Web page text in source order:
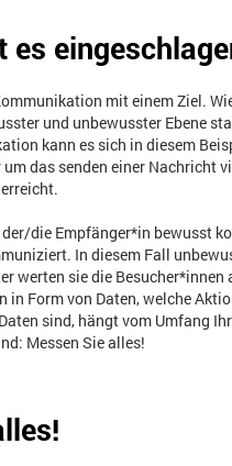
es
mit einem Ziel.
und unbewusster Ebene
kann es sich in diesem
das senden einer Nachricht
die Empfänger*in bewusst
In diesem Fall
werten sie die
in Form von Daten, welche
sind, hängt vom Umfang
Messen Sie alles!